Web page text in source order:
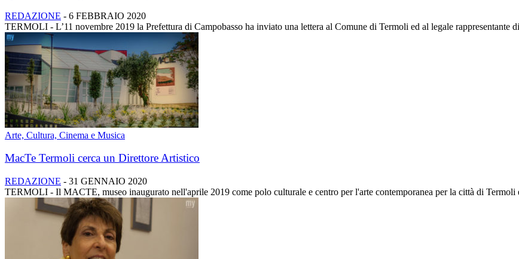
REDAZIONE - 6 FEBBRAIO 2020
TERMOLI - L’11 novembre 2019 la Prefettura di Campobasso ha inviato una lettera al Comune di Termoli ed al legale rappresentante
Arte, Cultura, Cinema e Musica
MacTe Termoli cerca un Direttore Artistico
REDAZIONE - 31 GENNAIO 2020
TERMOLI - Il MACTE, museo inaugurato nell'aprile 2019 come polo culturale e centro per l'arte contemporanea per la città di Termoli